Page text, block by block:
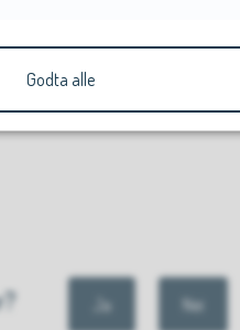
Ja Nei
Godta alle